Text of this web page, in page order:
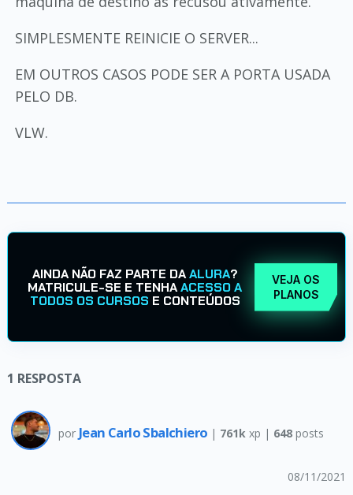
SIMPLESMENTE REINICIE O SERVER...
EM OUTROS CASOS PODE SER A PORTA USADA
PELO DB.
VLW.
AINDA NÃO FAZ PARTE DAALURA?
MATRICULE-SE E TENHAACESSO A
TODOS OS CURSOS E CONTEÚDOS
VEJA OS
PLANOS
1 RESPOSTA
por Jean Carlo Sbalchiero | 761k xp | 648posts
08/11/2021